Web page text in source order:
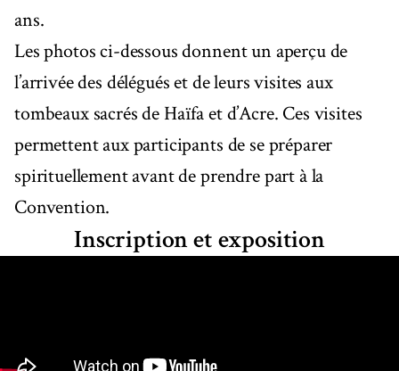
ans.
Les photos ci-dessous donnent un aperçu de
l’arrivée des délégués et de leurs visites aux
tombeaux sacrés de Haïfa et d’Acre. Ces visites
permettent aux participants de se préparer
spirituellement avant de prendre part à la
Convention.
Inscription et exposition